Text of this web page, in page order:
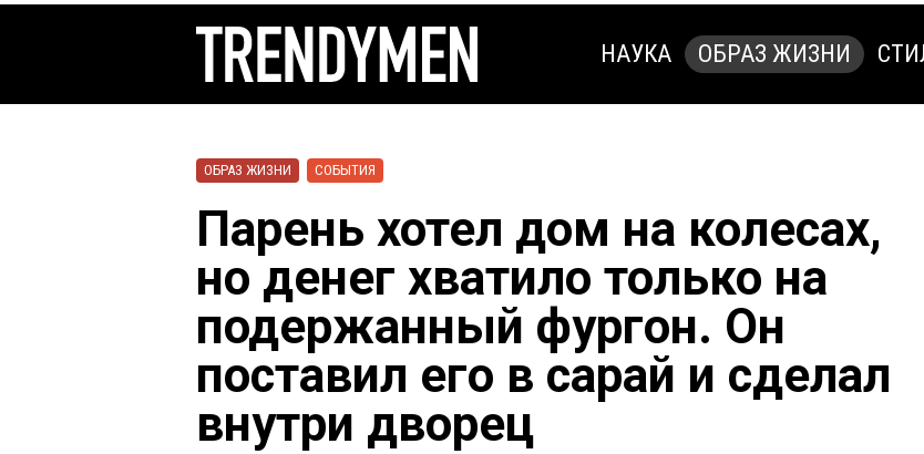
НАУКА ОБРАЗ ЖИЗНИ
ОБРАЗ ЖИЗНИ СОБЫТИЯ
Парень хотел дом на колесах,
но денег хватило только на
подержанный фургон. Он
поставил его в сарай и сделал
внутри дворец